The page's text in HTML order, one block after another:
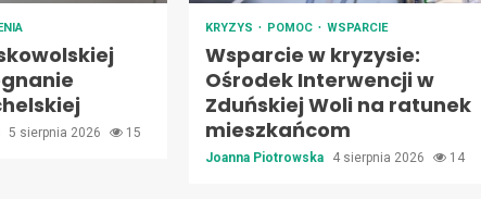
5 sierpnia 2026 15
KRYZYS POMOC WSPARCIE
Wsparcie w kryzysie:
Ośrodek Interwencji w
Zduńskiej Woli na ratunek
mieszkańcom
Joanna Piotrowska 4 sierpnia 2026 14